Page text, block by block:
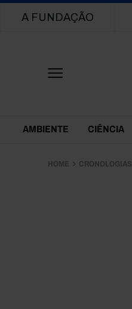
Main navigation
A FUNDAÇÃO
Themes Menu
AMBIENTE CIÊNCIA
HOME CRONOLOGIAS